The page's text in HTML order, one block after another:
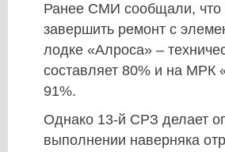
Ранее СМИ сообщали, что
завершить ремонт с
лодке «Алроса» –
составляет 80% и на МРК
91%.
Однако 13-й СРЗ делает
выполнении наверняка